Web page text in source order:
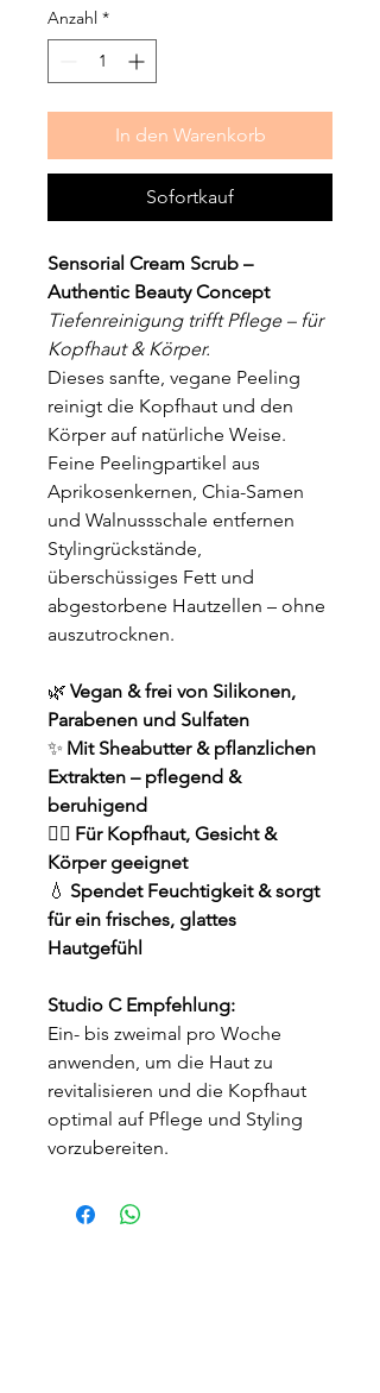
pro
250
Milliliter
Anzahl *
In den Warenkorb
Sofortkauf
Sensorial Cream Scrub –
Authentic Beauty Concept
Tiefenreinigung trifft Pflege – für
Kopfhaut & Körper.
Dieses sanfte, vegane Peeling
reinigt die Kopfhaut und den
Körper auf natürliche Weise.
Feine Peelingpartikel aus
Aprikosenkernen, Chia-Samen
und Walnussschale entfernen
Stylingrückstände,
überschüssiges Fett und
abgestorbene Hautzellen – ohne
auszutrocknen.
🌿 Vegan & frei von Silikonen,
Parabenen und Sulfaten
✨ Mit Sheabutter & pflanzlichen
Extrakten – pflegend &
beruhigend
🧖‍♀️ Für Kopfhaut, Gesicht &
Körper geeignet
💧 Spendet Feuchtigkeit & sorgt
für ein frisches, glattes
Hautgefühl
Studio C Empfehlung:
Ein- bis zweimal pro Woche
anwenden, um die Haut zu
revitalisieren und die Kopfhaut
optimal auf Pflege und Styling
vorzubereiten.